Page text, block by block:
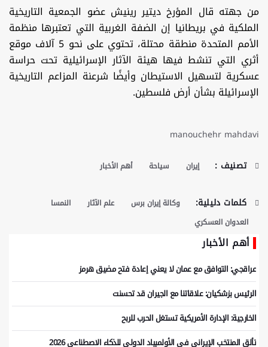
من جهته قال المؤرخ ديتير رينيش عضو الجمعية التاريخية
الملكية في بريطانيا إن الضفة الغربية التي تعتبرها منظمة
الأمم المتحدة منطقة محتلة، تحتوي على نحو 5 آلاف موقع
أثري التي تنشط فيها هيئة الآثار الإسرائيلية تحت حراسة
عسكرية لتسهيل الاستيطان وأيضًا شرعنة المزاعم التاريخية
الإسرائيلة بشأن أرض فلسطين.
manouchehr mahdavi
تصنيف :
إيران سياحة أهم الأخبار
كلمات دليلية: وكالة إيران برس علم الآثار
النمسا
العدوان العسكري
أهم الأخبار
عراقجي: التوافق مع عمان لا يعني إعادة فتح مضيق هرمز
الرئيس بزشكيان: علاقاتنا مع الجيران قد تحسنت
الخارجية: الإدارة الأمريكية تستغل الحرب للربح
تألق المنتخب الإيراني في الأولمبياد الدولي للذكاء الاصطناعي 2026